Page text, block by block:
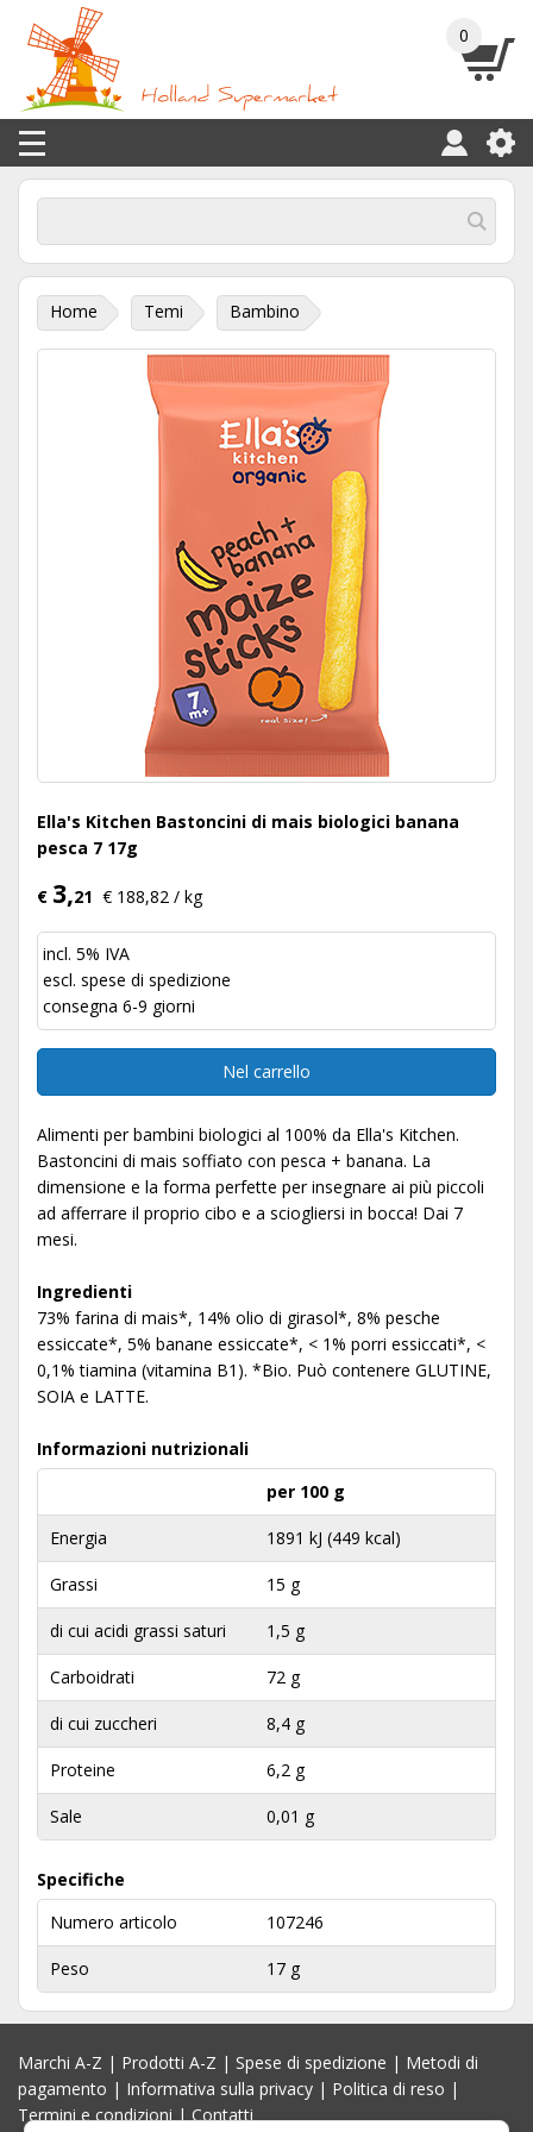
0
Home Temi Bambino
Ella's Kitchen Bastoncini di mais biologici banana
pesca 7 17g
€ 3,21 € 188,82 / kg
incl. 5% IVA
escl. spese di spedizione
consegna 6-9 giorni
Nel carrello
Alimenti per bambini biologici al 100% da Ella's Kitchen.
Bastoncini di mais soffiato con pesca + banana. La
dimensione e la forma perfette per insegnare ai più piccoli
ad afferrare il proprio cibo e a sciogliersi in bocca! Dai 7
mesi.
Ingredienti
73% farina di mais*, 14% olio di girasol*, 8% pesche
essiccate*, 5% banane essiccate*, < 1% porri essiccati*, <
0,1% tiamina (vitamina B1). *Bio. Può contenere GLUTINE,
SOIA e LATTE.
Informazioni nutrizionali
per 100 g
Energia 1891 kJ (449 kcal)
Grassi 15 g
di cui acidi grassi saturi 1,5 g
Carboidrati 72 g
di cui zuccheri 8,4 g
Proteine 6,2 g
Sale 0,01 g
Specifiche
Numero articolo
107246
Peso 17 g
Marchi A-Z | Prodotti A-Z | Spese di spedizione | Metodi di
pagamento | Informativa sulla privacy | Politica di reso |
Termini e condizioni|Contatti